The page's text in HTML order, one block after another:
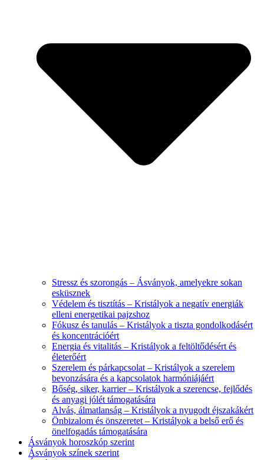
Stressz és szorongás – Ásványok, amelyekre sokan
esküsznek
Védelem és tisztítás – Kristályok a negatív energiák
elleni energetikai pajzshoz
Fókusz és tanulás – Kristályok a tiszta gondolkodásért
és koncentrációért
Energia és vitalitás – Kristályok a feltöltődésért és
életerőért
Szerelem és párkapcsolat – Kristályok a szerelem
bevonzására és a kapcsolatok harmóniájáért
Bőség, siker, karrier – Kristályok a szerencse, fejlődés
és anyagi jólét támogatására
Alvás, álmatlanság – Kristályok a nyugodt éjszakákért
Önbizalom és önszeretet – Kristályok a belső erő és
önelfogadás támogatására
Ásványok horoszkóp szerint
Ásványok színek szerint